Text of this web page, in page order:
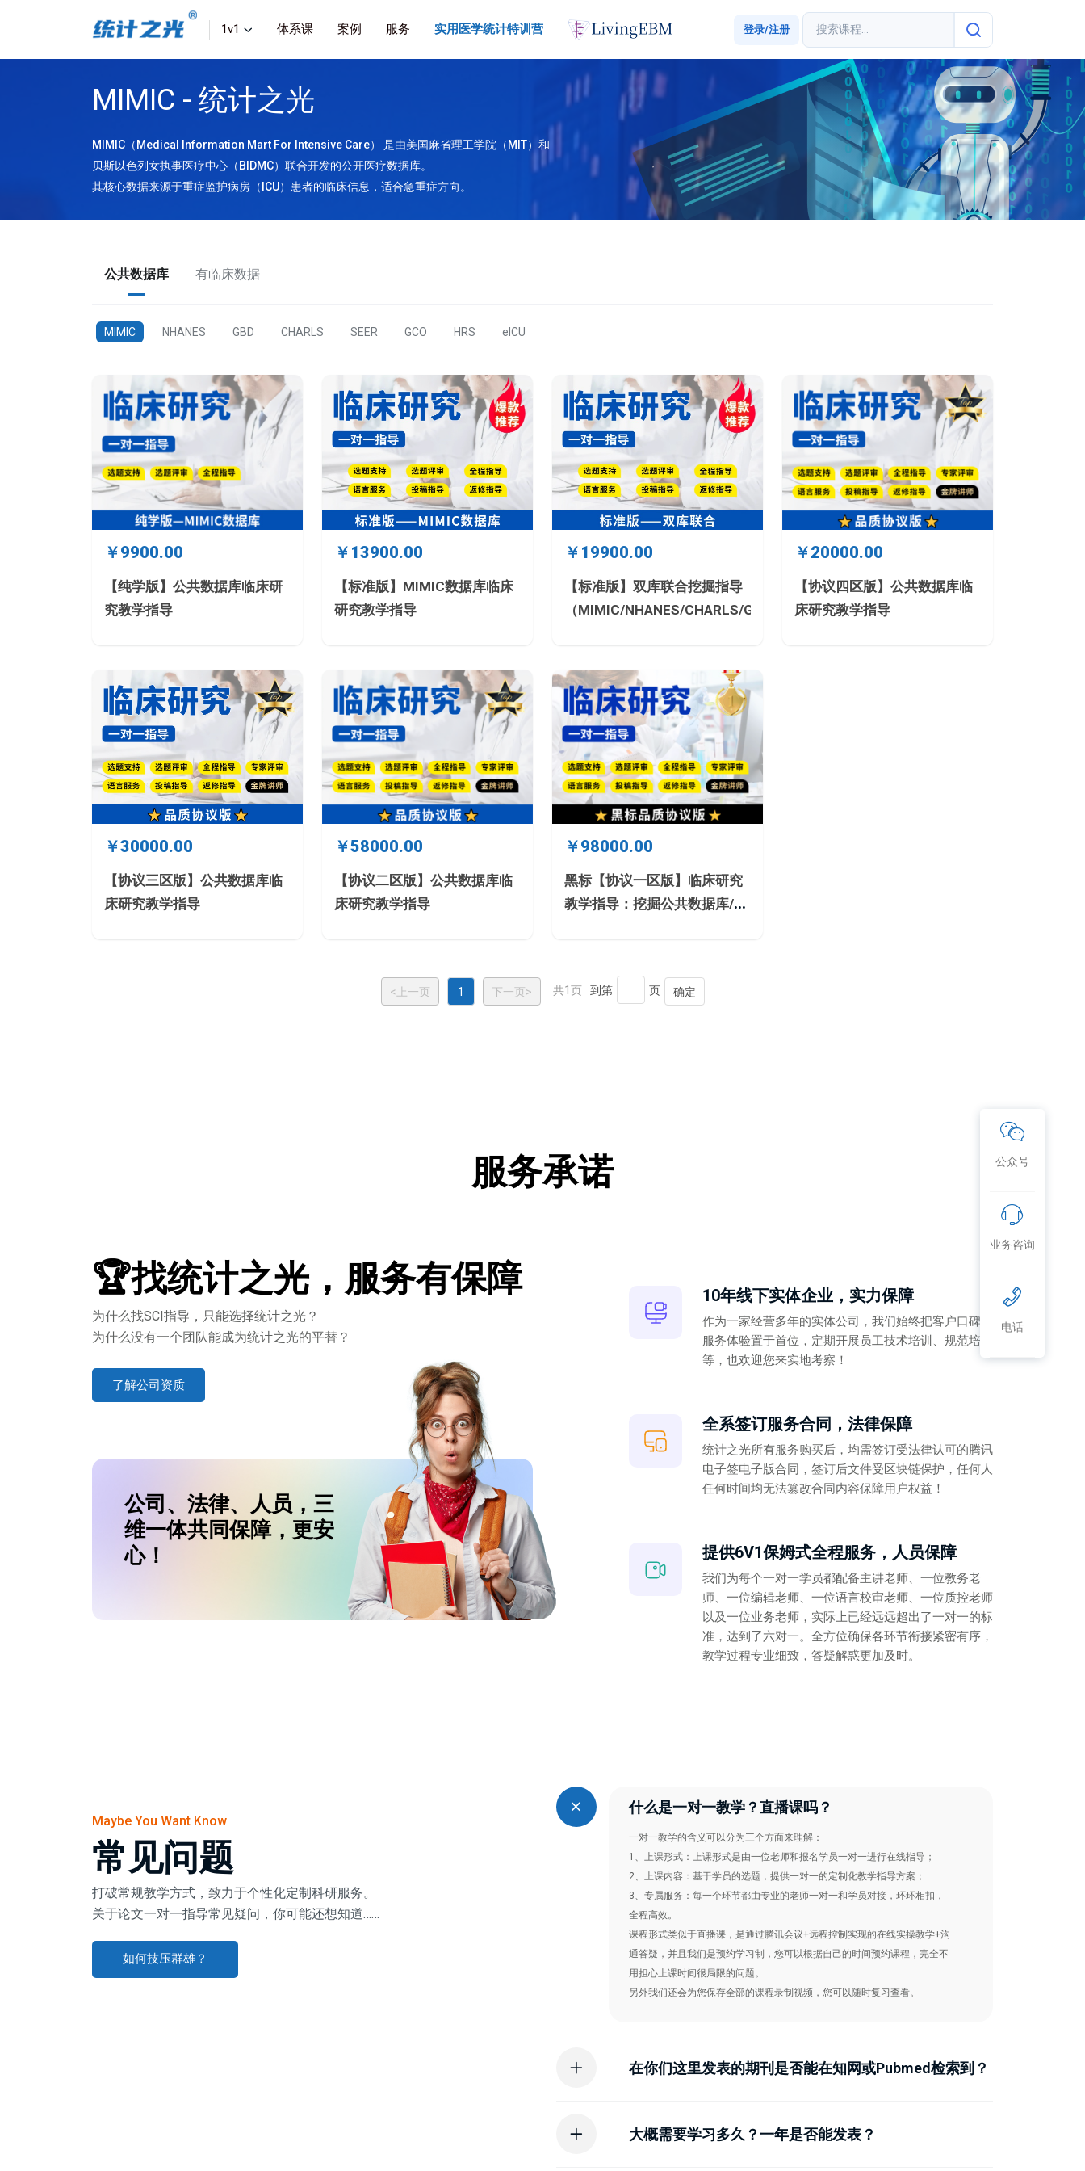
1v1 体系课 案例 服务 实用医学统计特训营 登录/注册
MIMIC - 统计之光
MIMIC（Medical Information Mart For Intensive Care） 是由美国麻省理工学院（MIT）和
贝斯以色列女执事医疗中心（BIDMC）联合开发的公开医疗数据库。
其核心数据来源于重症监护病房（ICU）患者的临床信息，适合急重症方向。
公共数据库 有临床数据
MIMIC NHANES GBD CHARLS SEER GCO HRS eICU
￥9900.00
【纯学版】公共数据库临床研
究教学指导
￥13900.00
【标准版】MIMIC数据库临床
研究教学指导
￥19900.00
【标准版】双库联合挖掘指导
（MIMIC/NHANES/CHARLS/GBD/GCO/eICU/SEER）
￥20000.00
【协议四区版】公共数据库临
床研究教学指导
￥30000.00
【协议三区版】公共数据库临
床研究教学指导
￥58000.00
【协议二区版】公共数据库临
床研究教学指导
￥98000.00
黑标【协议一区版】临床研究
教学指导：挖掘公共数据库/指
<上一页 1 下一页> 共1页 到第 页 确定
服务承诺
🏆找统计之光，服务有保障
为什么找SCI指导，只能选择统计之光？
为什么没有一个团队能成为统计之光的平替？
了解公司资质
公司、法律、人员，三
维一体共同保障，更安
心！
10年线下实体企业，实力保障
作为一家经营多年的实体公司，我们始终把客户口碑及
服务体验置于首位，定期开展员工技术培训、规范培训
等，也欢迎您来实地考察！
全系签订服务合同，法律保障
统计之光所有服务购买后，均需签订受法律认可的腾讯
电子签电子版合同，签订后文件受区块链保护，任何人
任何时间均无法篡改合同内容保障用户权益！
提供6V1保姆式全程服务，人员保障
我们为每个一对一学员都配备主讲老师、一位教务老
师、一位编辑老师、一位语言校审老师、一位质控老师
以及一位业务老师，实际上已经远远超出了一对一的标
准，达到了六对一。全方位确保各环节衔接紧密有序，
教学过程专业细致，答疑解惑更加及时。
Maybe You Want Know
常见问题
打破常规教学方式，致力于个性化定制科研服务。
关于论文一对一指导常见疑问，你可能还想知道……
如何技压群雄？
什么是一对一教学？直播课吗？
一对一教学的含义可以分为三个方面来理解：
1、上课形式：上课形式是由一位老师和报名学员一对一进行在线指导；
2、上课内容：基于学员的选题，提供一对一的定制化教学指导方案；
3、专属服务：每一个环节都由专业的老师一对一和学员对接，环环相扣，
全程高效。
课程形式类似于直播课，是通过腾讯会议+远程控制实现的在线实操教学+沟
通答疑，并且我们是预约学习制，您可以根据自己的时间预约课程，完全不
用担心上课时间很局限的问题。
另外我们还会为您保存全部的课程录制视频，您可以随时复习查看。
在你们这里发表的期刊是否能在知网或Pubmed检索到？
大概需要学习多久？一年是否能发表？
公众号
业务咨询
电话